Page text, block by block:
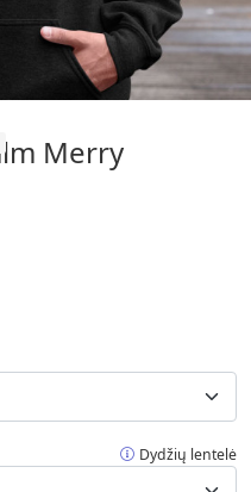
Merry
Dydžių lentelė